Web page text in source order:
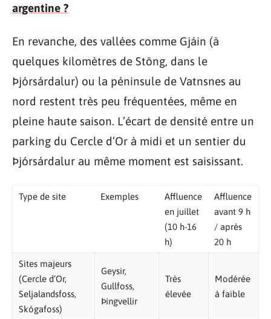
argentine ?
En revanche, des vallées comme Gjáin (à
quelques kilomètres de Stöng, dans le
Þjórsárdalur) ou la péninsule de Vatnsnes au
nord restent très peu fréquentées, même en
pleine haute saison. L’écart de densité entre un
parking du Cercle d’Or à midi et un sentier du
Þjórsárdalur au même moment est saisissant.
Type de site Exemples
Affluence
en juillet
(10 h-16
h)
Affluence
avant 9 h
/ après
20 h
Sites majeurs
(Cercle d’Or,
Seljalandsfoss,
Skógafoss)
Geysir,
Gullfoss,
Þingvellir
Très
élevée
Modérée
à faible